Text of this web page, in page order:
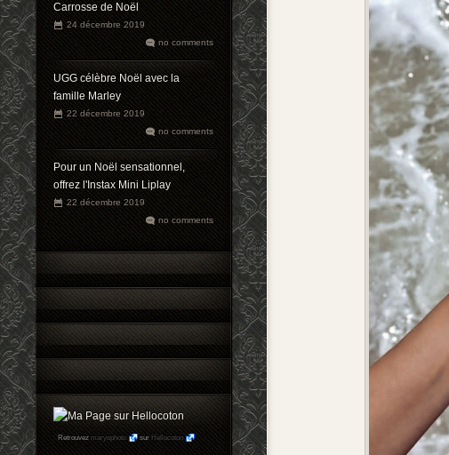
Carrosse de Noël
24 décembre 2019
no comments
UGG célèbre Noël avec la
famille Marley
22 décembre 2019
no comments
Pour un Noël sensationnel,
offrez l'Instax Mini Liplay
22 décembre 2019
no comments
Retrouvez maryophoto sur Hellocoton